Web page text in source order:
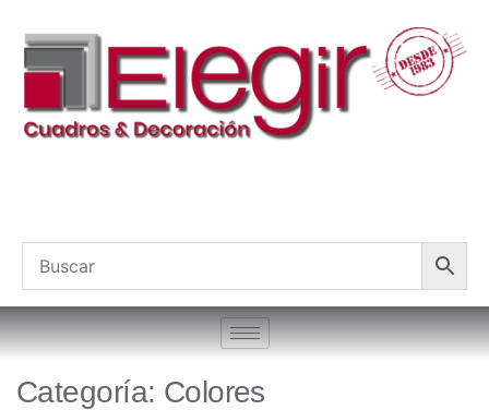
Categoría: Colores